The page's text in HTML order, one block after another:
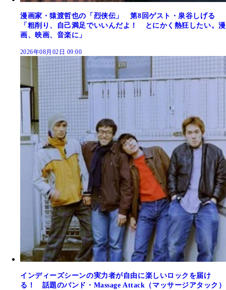
漫画家・猿渡哲也の「烈侠伝」 第8回ゲスト・泉谷しげる
「粗削り、自己満足でいいんだよ！ とにかく熱狂したい。漫
画、映画、音楽に」
2026年08月02日 09:00
インディーズシーンの実力者が自由に楽しいロックを届け
る！ 話題のバンド・Massage Attack（マッサージアタック）